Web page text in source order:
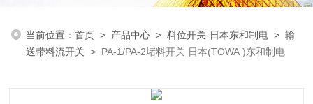
当前位置：首页 > 产品中心 >料位开关-日本东和制电 >输
送带料流开关 > PA-1/PA-2堵料开关 日本(TOWA )东和制电